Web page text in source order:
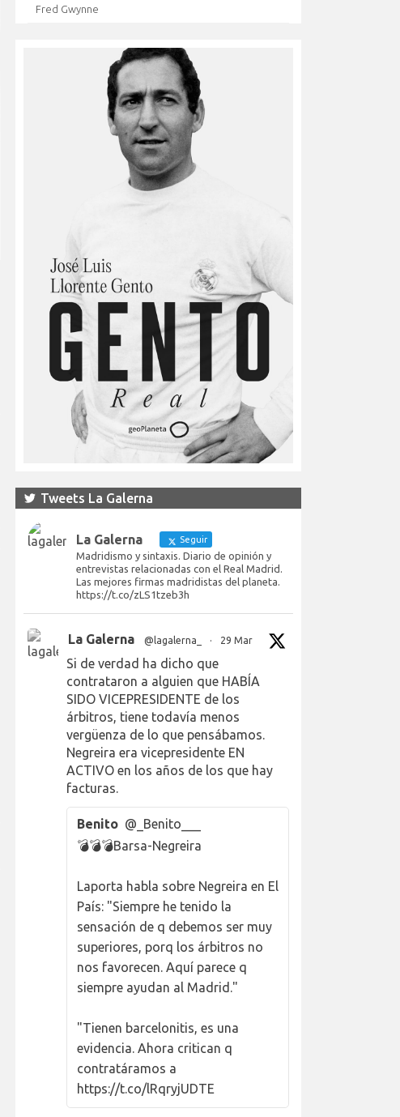
Fred Gwynne
Tweets La Galerna
La Galerna Seguir
Madridismo y sintaxis. Diario de opinión y
entrevistas relacionadas con el Real Madrid.
Las mejores firmas madridistas del planeta.
https://t.co/zLS1tzeb3h
La Galerna @lagalerna_ · 29 Mar
Si de verdad ha dicho que
contrataron a alguien que HABÍA
SIDO VICEPRESIDENTE de los
árbitros, tiene todavía menos
vergüenza de lo que pensábamos.
Negreira era vicepresidente EN
ACTIVO en los años de los que hay
facturas.
Benito @_Benito___
💣💣💣Barsa-Negreira
Laporta habla sobre Negreira en El
País: "Siempre he tenido la
sensación de q debemos ser muy
superiores, porq los árbitros no
nos favorecen. Aquí parece q
siempre ayudan al Madrid."
"Tienen barcelonitis, es una
evidencia. Ahora critican q
contratáramos a
https://t.co/lRqryjUDTE